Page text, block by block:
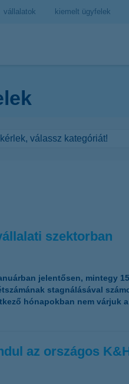
vállalatok kiemelt ügyfelek
szektorban
jelentősen, mintegy
stagnálásával
hónapokban nem
az országos